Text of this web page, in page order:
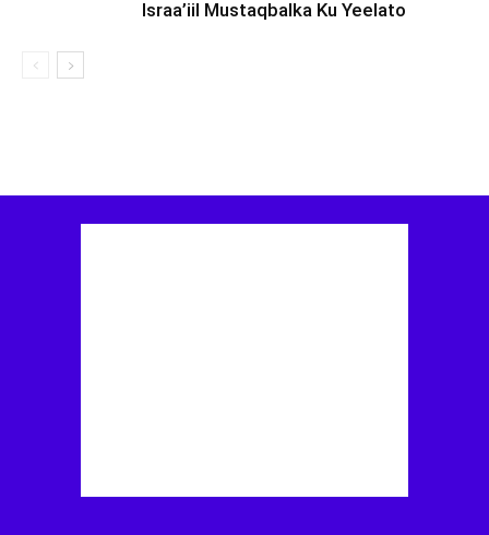
Israa’iil Mustaqbalka Ku Yeelato